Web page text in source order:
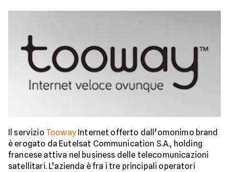
Il servizio ToowayInternet offerto dall’omonimo brand
è erogato da Eutelsat Communication S.A., holding
francese attiva nel business delle telecomunicazioni
satellitari. L’azienda è fra i tre principali operatori